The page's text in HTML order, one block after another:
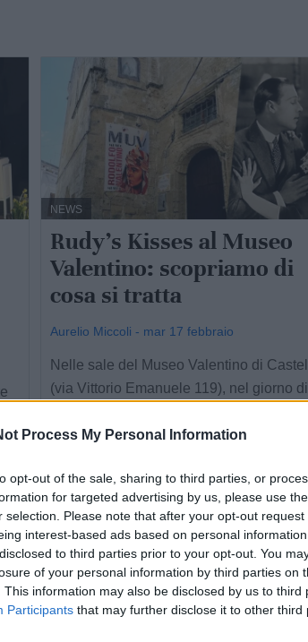
Process My Personal Information
opt-out of the sale, sharing to third parties, or
for targeted advertising by us, please use
selection. Please note that after your opt-out
interest-based ads based on personal
to third parties prior to your opt-out. You
of your personal information by third parties on
This information may also be disclosed by us to third
Participants that may further disclose it to other third
NEWS
Rudy's Kisses al Museo
Valentino: scopriamo di
cosa si tratta
Aurelio Miccoli - mar 17 febbraio
Nelle sale del Museo Valentino di
(via Vittorio Emanuele 119), nel giorno
ufficialmente il calendario degli eventi
omaggio ...
4